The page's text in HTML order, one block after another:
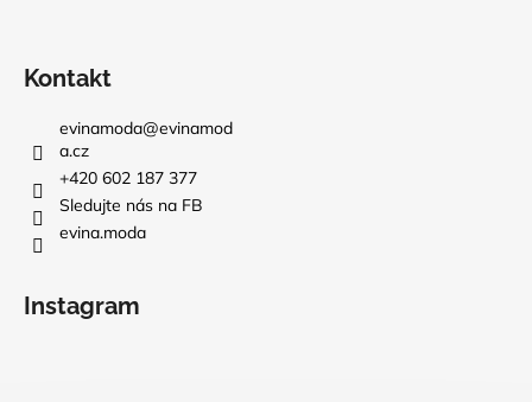
Kontakt
evinamoda@evinamod
a.cz
+420 602 187 377
Sledujte nás na FB
evina.moda
Instagram